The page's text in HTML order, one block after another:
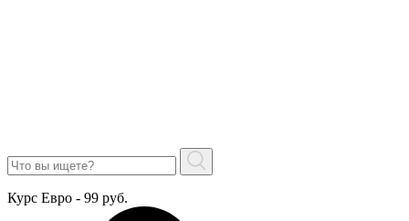
Курс Евро - 99 руб.